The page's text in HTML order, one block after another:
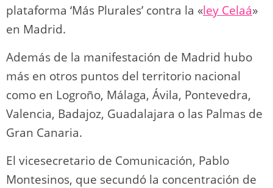
plataforma ‘Más Plurales’ contra la «ley Celaá»
en Madrid.
Además de la manifestación de Madrid hubo
más en otros puntos del territorio nacional
como en Logroño, Málaga, Ávila, Pontevedra,
Valencia, Badajoz, Guadalajara o las Palmas de
Gran Canaria.
El vicesecretario de Comunicación, Pablo
Montesinos, que secundó la concentración de